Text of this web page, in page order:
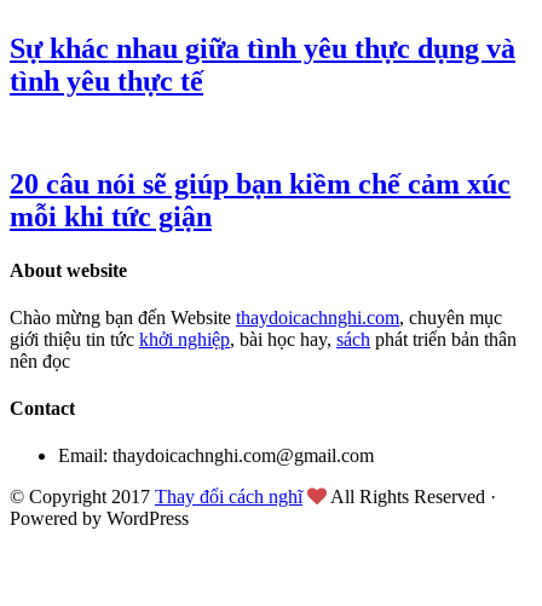
Sự khác nhau giữa tình yêu thực dụng và
tình yêu thực tế
20 câu nói sẽ giúp bạn kiềm chế cảm xúc
mỗi khi tức giận
About website
Chào mừng bạn đến Website thaydoicachnghi.com, chuyên mục
giới thiệu tin tức khởi nghiệp, bài học hay, sách phát triển bản thân
nên đọc
Contact
Email: thaydoicachnghi.com@gmail.com
© Copyright 2017 Thay đổi cách nghĩ
All Rights Reserved ·
Powered by WordPress